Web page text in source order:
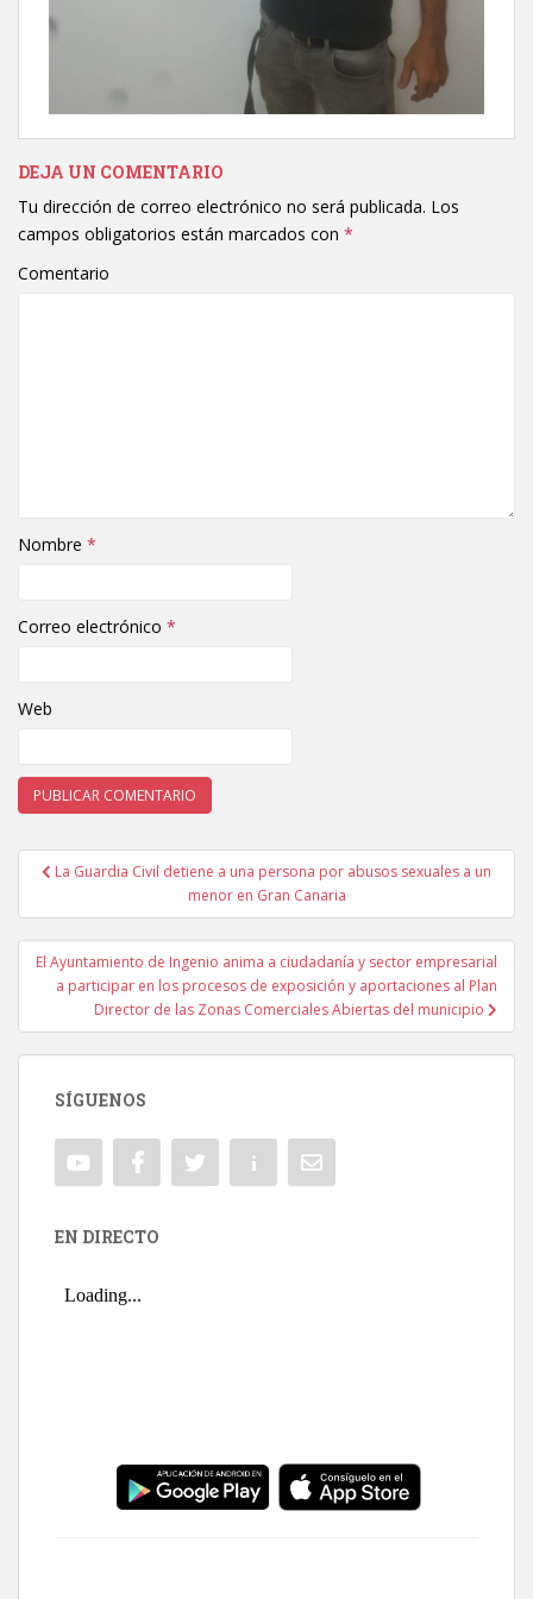
DEJA UN COMENTARIO
Tu dirección de correo electrónico no será publicada. Los
campos obligatorios están marcados con *
Comentario
Nombre *
Correo electrónico *
Web
Navegación de entradas
La Guardia Civil detiene a una persona por abusos sexuales a un
menor en Gran Canaria
El Ayuntamiento de Ingenio anima a ciudadanía y sector empresarial
a participar en los procesos de exposición y aportaciones al Plan
Director de las Zonas Comerciales Abiertas del municipio
SÍGUENOS
EN DIRECTO